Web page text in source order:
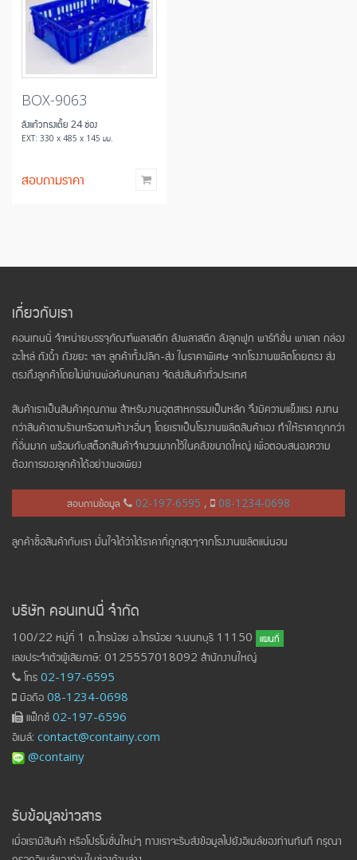
BOX-9063
ลังแก้วทรงเตี้ย 24 ช่อง
EXT: 330 x 485 x 145 มม.
สอบถามราคา
เกี่ยวกับเรา
คอนเทนนี่ จำหน่ายบรรจุภัณฑ์พลาสติก ลังพลาสติก ลังลูกฟูก พาร์ทิชั่น พาเลท กล่อง
อะไหล่ ถังน้ำ ถังขยะ ฯลฯ ลูกค้าทั้งปลีก-ส่ง ในราคาพิเศษ จากโรงงานผลิตโดยตรง ส่ง
ตรงถึงลูกค้าโดยไม่ผ่านพ่อค้นคนกลาง จัดส่งสินค้าทั่วประเทศ
สินค้าเราเป็นสินค้าคุณภาพ สำหรับงานอุตสาหกรรมเป็นหลัก จึงมีความแข็งแรง คงทน
กว่าสินค้าตามร้านหรือตามห้างฯอื่นๆ โดยเราเป็นโรงงานผลิตสินค้าเอง ทำให้ราคาถูกกว่า
ที่อื่นมาก พร้อมกับสต็อกสินค้าจำนวนมากไว้ในคลังขนาดใหญ่ เพื่อตอบสนองความ
ต้องการของลูกค้าได้อย่างพอเพียง
สอบถามข้อมูล 02-197-6595 , 08-1234-0698
ลูกค้าซื้อสินค้ากับเรา มั่นใจได้ว่าได้ราคาที่ถูกสุดๆจากโรงงานผลิตแน่นอน
บริษัท คอนเทนนี่ จำกัด
100/22 หมู่ที่ 1 ต.ไทรน้อย อ.ไทรน้อย จ.นนทบุรี 11150 แผนที่
เลขประจำตัวผู้เสียภาษี: 0125557018092 สำนักงานใหญ่
โทร 02-197-6595
มือถือ 08-1234-0698
แฟ็กซ์ 02-197-6596
อีเมล์: contact@containy.com
@containy
รับข้อมูลข่าวสาร
เมื่อเรามีสินค้า หรือโปรโมชั่นใหม่ๆ ทางเราจะรีบส่งข้อมูลไปยังอีเมล์ของท่านทันที กรุณา